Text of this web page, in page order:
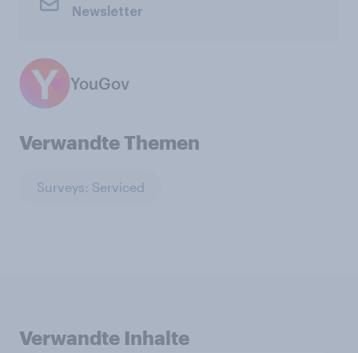
Newsletter
YouGov
Verwandte Themen
Surveys: Serviced
Verwandte Inhalte